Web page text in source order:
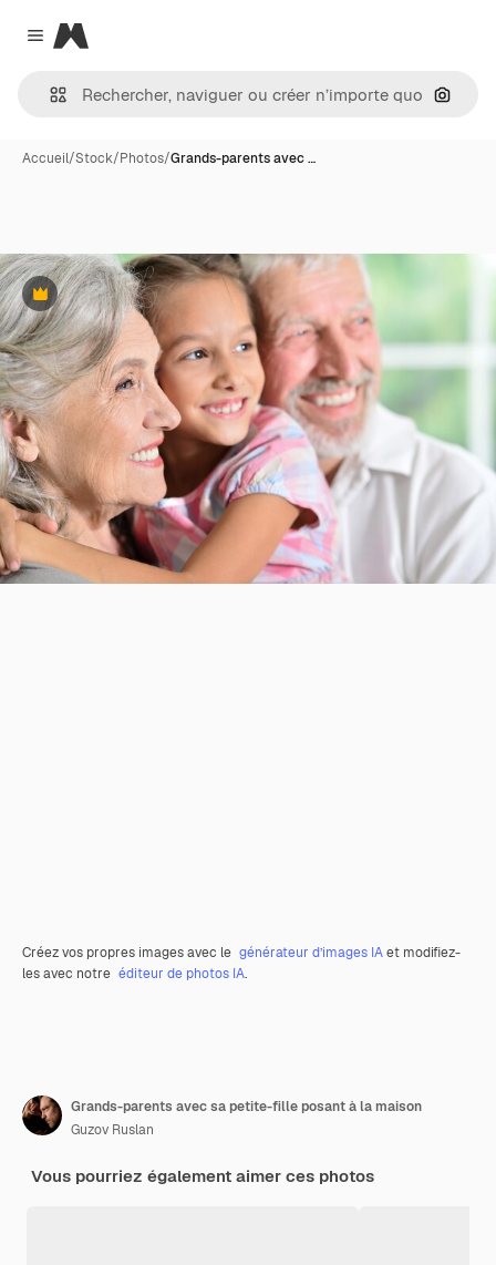
Close menu
Magnific
Accueil/Stock/Photos/Grands-parents avec …
Premium
Créez vos propres images avec le générateur d’images IAet modifiez-
les avec notre éditeur de photos IA.
Grands-parents avec sa petite-fille posant à la maison
Guzov Ruslan
Vous pourriez également aimer ces photos